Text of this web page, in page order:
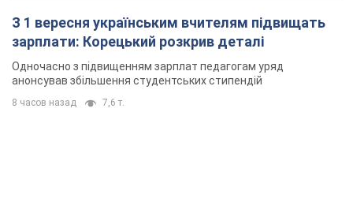
З 1 вересня українським вчителям підвищать
зарплати: Корецький розкрив деталі
Одночасно з підвищенням зарплат педагогам уряд
анонсував збільшення студентських стипендій
8 часов назад 7,6 т.